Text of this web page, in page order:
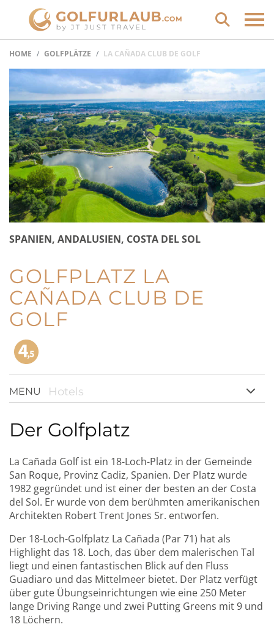
HOME GOLFPLÄTZE LA CAÑADA CLUB DE GOLF
SPANIEN, ANDALUSIEN, COSTA DEL SOL
GOLFPLATZ LA
CAÑADA CLUB DE
GOLF
MENU Hotels
Der Golfplatz
La Cañada Golf ist ein 18-Loch-Platz in der Gemeinde
San Roque, Provinz Cadiz, Spanien. Der Platz wurde
1982 gegründet und ist einer der besten an der Costa
del Sol. Er wurde von dem berühmten amerikanischen
Architekten Robert Trent Jones Sr. entworfen.
Der 18-Loch-Golfplatz La Cañada (Par 71) hat als
Highlight das 18. Loch, das über dem malerischen Tal
liegt und einen fantastischen Blick auf den Fluss
Guadiaro und das Mittelmeer bietet. Der Platz verfügt
über gute Übungseinrichtungen wie eine 250 Meter
lange Driving Range und zwei Putting Greens mit 9 und
18 Löchern.